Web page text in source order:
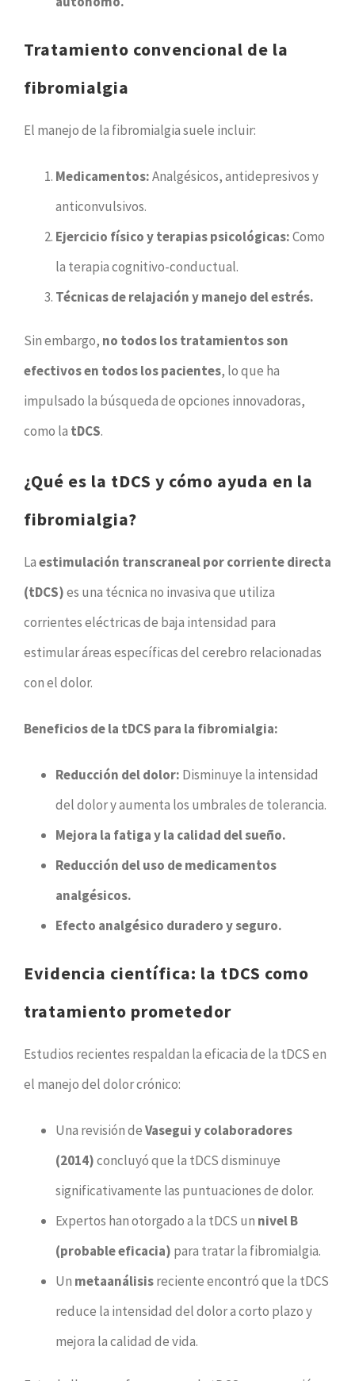
Tratamiento convencional de la
fibromialgia
El manejo de la fibromialgia suele incluir:
Medicamentos:Analgésicos, antidepresivos y
anticonvulsivos.
Ejercicio físico y terapias psicológicas:Como
la terapia cognitivo-conductual.
Técnicas de relajación y manejo del estrés.
Sin embargo, no todos los tratamientos son
efectivos en todos los pacientes, lo que ha
impulsado la búsqueda de opciones innovadoras,
como la tDCS.
¿Qué es la tDCS y cómo ayuda en la
fibromialgia?
Laestimulación transcraneal por corriente directa
(tDCS)es una técnica no invasiva que utiliza
corrientes eléctricas de baja intensidad para
estimular áreas específicas del cerebro relacionadas
con el dolor.
Beneficios de la tDCS para la fibromialgia:
Reducción del dolor: Disminuye la intensidad
del dolor y aumenta los umbrales de tolerancia.
Mejora la fatiga y la calidad del sueño.
Reducción del uso de medicamentos
analgésicos.
Efecto analgésico duradero y seguro.
Evidencia científica: la tDCS como
tratamiento prometedor
Estudios recientes respaldan la eficacia de la tDCS en
el manejo del dolor crónico:
Una revisión deVasegui y colaboradores
(2014)concluyó que la tDCS disminuye
significativamente las puntuaciones de dolor.
Expertos han otorgado a la tDCS un nivel B
(probable eficacia) para tratar la fibromialgia.
Un metaanálisisreciente encontró que la tDCS
reduce la intensidad del dolor a corto plazo y
mejora la calidad de vida.